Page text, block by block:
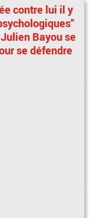
contre lui il y
Bayou se
se défendre